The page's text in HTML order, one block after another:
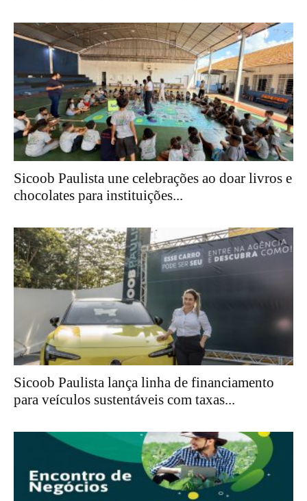
Sicoob Paulista une celebrações ao doar livros e
chocolates para instituições...
Sicoob Paulista lança linha de financiamento
para veículos sustentáveis com taxas...